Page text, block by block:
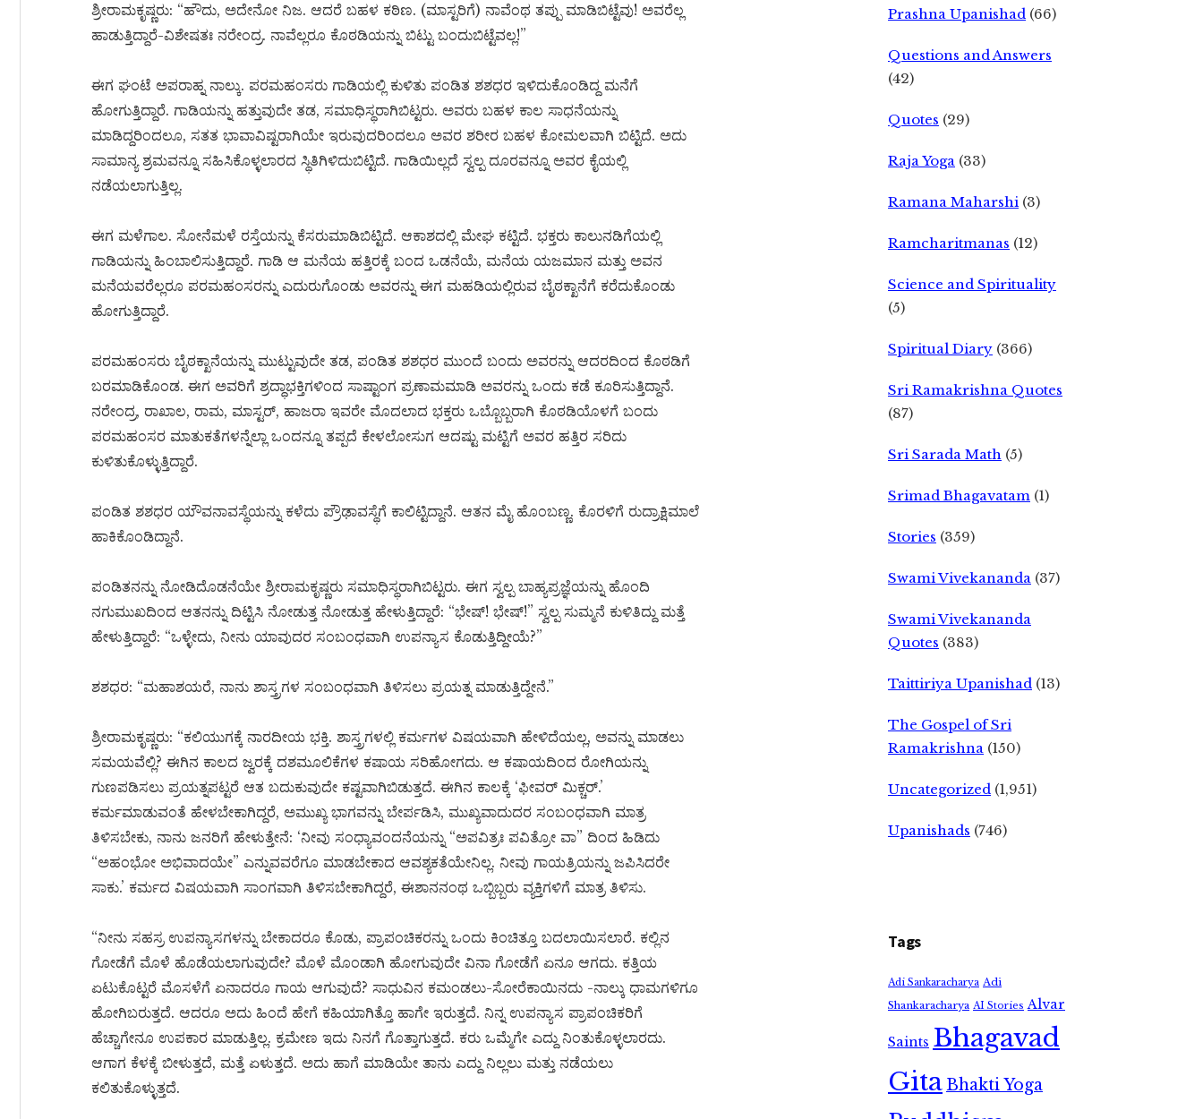
ಶ್ರೀರಾಮಕೃಷ್ಣರು: “ಹೌದು, ಅದೇನೋ ನಿಜ. ಆದರೆ ಬಹಳ ಕಠಿಣ. (ಮಾಸ್ಟರಿಗೆ) ನಾವೆಂಥ ತಪ್ಪು ಮಾಡಿಬಿಟ್ಟೆವು! ಅವರೆಲ್ಲ
ಹಾಡುತ್ತಿದ್ದಾರೆ-ವಿಶೇಷತಃ ನರೇಂದ್ರ. ನಾವೆಲ್ಲರೂ ಕೊಠಡಿಯನ್ನು ಬಿಟ್ಟು ಬಂದುಬಿಟ್ಟೆವಲ್ಲ!”
ಈಗ ಘಂಟೆ ಅಪರಾಹ್ನ ನಾಲ್ಕು. ಪರಮಹಂಸರು ಗಾಡಿಯಲ್ಲಿ ಕುಳಿತು ಪಂಡಿತ ಶಶಧರ ಇಳಿದುಕೊಂಡಿದ್ದ ಮನೆಗೆ
ಹೋಗುತ್ತಿದ್ದಾರೆ. ಗಾಡಿಯನ್ನು ಹತ್ತುವುದೇ ತಡ, ಸಮಾಧಿಸ್ಥರಾಗಿಬಿಟ್ಟರು. ಅವರು ಬಹಳ ಕಾಲ ಸಾಧನೆಯನ್ನು
ಮಾಡಿದ್ದರಿಂದಲೂ, ಸತತ ಭಾವಾವಿಷ್ಟರಾಗಿಯೇ ಇರುವುದರಿಂದಲೂ ಅವರ ಶರೀರ ಬಹಳ ಕೋಮಲವಾಗಿ ಬಿಟ್ಟಿದೆ. ಅದು
ಸಾಮಾನ್ಯ ಶ್ರಮವನ್ನೂ ಸಹಿಸಿಕೊಳ್ಳಲಾರದ ಸ್ಥಿತಿಗಿಳಿದುಬಿಟ್ಟಿದೆ. ಗಾಡಿಯಿಲ್ಲದೆ ಸ್ವಲ್ಪ ದೂರವನ್ನೂ ಅವರ ಕೈಯಲ್ಲಿ
ನಡೆಯಲಾಗುತ್ತಿಲ್ಲ.
ಈಗ ಮಳೆಗಾಲ. ಸೋನೆಮಳೆ ರಸ್ತೆಯನ್ನು ಕೆಸರುಮಾಡಿಬಿಟ್ಟಿದೆ. ಆಕಾಶದಲ್ಲಿ ಮೇಘ ಕಟ್ಟಿದೆ. ಭಕ್ತರು ಕಾಲುನಡಿಗೆಯಲ್ಲಿ
ಗಾಡಿಯನ್ನು ಹಿಂಬಾಲಿಸುತ್ತಿದ್ದಾರೆ. ಗಾಡಿ ಆ ಮನೆಯ ಹತ್ತಿರಕ್ಕೆ ಬಂದ ಒಡನೆಯೆ, ಮನೆಯ ಯಜಮಾನ ಮತ್ತು ಅವನ
ಮನೆಯವರೆಲ್ಲರೂ ಪರಮಹಂಸರನ್ನು ಎದುರುಗೊಂಡು ಅವರನ್ನು ಈಗ ಮಹಡಿಯಲ್ಲಿರುವ ಬೈಠಕ್ಖಾನೆಗೆ ಕರೆದುಕೊಂಡು
ಹೋಗುತ್ತಿದ್ದಾರೆ.
ಪರಮಹಂಸರು ಬೈಠಕ್ಖಾನೆಯನ್ನು ಮುಟ್ಟುವುದೇ ತಡ, ಪಂಡಿತ ಶಶಧರ ಮುಂದೆ ಬಂದು ಅವರನ್ನು ಆದರದಿಂದ ಕೊಠಡಿಗೆ
ಬರಮಾಡಿಕೊಂಡ. ಈಗ ಅವರಿಗೆ ಶ್ರದ್ಧಾಭಕ್ತಿಗಳಿಂದ ಸಾಷ್ಟಾಂಗ ಪ್ರಣಾಮಮಾಡಿ ಅವರನ್ನು ಒಂದು ಕಡೆ ಕೂರಿಸುತ್ತಿದ್ದಾನೆ.
ನರೇಂದ್ರ, ರಾಖಾಲ, ರಾಮ, ಮಾಸ್ಟರ್, ಹಾಜರಾ ಇವರೇ ಮೊದಲಾದ ಭಕ್ತರು ಒಬ್ಬೊಬ್ಬರಾಗಿ ಕೊಠಡಿಯೊಳಗೆ ಬಂದು
ಪರಮಹಂಸರ ಮಾತುಕತೆಗಳನ್ನೆಲ್ಲಾ ಒಂದನ್ನೂ ತಪ್ಪದೆ ಕೇಳಲೋಸುಗ ಆದಷ್ಟು ಮಟ್ಟಿಗೆ ಅವರ ಹತ್ತಿರ ಸರಿದು
ಕುಳಿತುಕೊಳ್ಳುತ್ತಿದ್ದಾರೆ.
ಪಂಡಿತ ಶಶಧರ ಯೌವನಾವಸ್ಥೆಯನ್ನು ಕಳೆದು ಪ್ರೌಢಾವಸ್ಥೆಗೆ ಕಾಲಿಟ್ಟಿದ್ದಾನೆ. ಆತನ ಮೈ ಹೊಂಬಣ್ಣ. ಕೊರಳಿಗೆ ರುದ್ರಾಕ್ಷಿಮಾಲೆ
ಹಾಕಿಕೊಂಡಿದ್ದಾನೆ.
ಪಂಡಿತನನ್ನು ನೋಡಿದೊಡನೆಯೇ ಶ್ರೀರಾಮಕೃಷ್ಣರು ಸಮಾಧಿಸ್ಥರಾಗಿಬಿಟ್ಟರು. ಈಗ ಸ್ವಲ್ಪ ಬಾಹ್ಯಪ್ರಜ್ಞೆಯನ್ನು ಹೊಂದಿ
ನಗುಮುಖದಿಂದ ಆತನನ್ನು ದಿಟ್ಟಿಸಿ ನೋಡುತ್ತ ನೋಡುತ್ತ ಹೇಳುತ್ತಿದ್ದಾರೆ: “ಭೇಷ್! ಭೇಷ್!” ಸ್ವಲ್ಪ ಸುಮ್ಮನೆ ಕುಳಿತಿದ್ದು ಮತ್ತೆ
ಹೇಳುತ್ತಿದ್ದಾರೆ: “ಒಳ್ಳೇದು, ನೀನು ಯಾವುದರ ಸಂಬಂಧವಾಗಿ ಉಪನ್ಯಾಸ ಕೊಡುತ್ತಿದ್ದೀಯೆ?”
ಶಶಧರ: “ಮಹಾಶಯರೆ, ನಾನು ಶಾಸ್ತ್ರಗಳ ಸಂಬಂಧವಾಗಿ ತಿಳಿಸಲು ಪ್ರಯತ್ನ ಮಾಡುತ್ತಿದ್ದೇನೆ.”
ಶ್ರೀರಾಮಕೃಷ್ಣರು: “ಕಲಿಯುಗಕ್ಕೆ ನಾರದೀಯ ಭಕ್ತಿ. ಶಾಸ್ತ್ರಗಳಲ್ಲಿ ಕರ್ಮಗಳ ವಿಷಯವಾಗಿ ಹೇಳಿದೆಯಲ್ಲ, ಅವನ್ನು ಮಾಡಲು
ಸಮಯವೆಲ್ಲಿ? ಈಗಿನ ಕಾಲದ ಜ್ವರಕ್ಕೆ ದಶಮೂಲಿಕೆಗಳ ಕಷಾಯ ಸರಿಹೋಗದು. ಆ ಕಷಾಯದಿಂದ ರೋಗಿಯನ್ನು
ಗುಣಪಡಿಸಲು ಪ್ರಯತ್ನಪಟ್ಟರೆ ಆತ ಬದುಕುವುದೇ ಕಷ್ಟವಾಗಿಬಿಡುತ್ತದೆ. ಈಗಿನ ಕಾಲಕ್ಕೆ ‘ಫೀವರ್ ಮಿಕ್ಚರ್.’
ಕರ್ಮಮಾಡುವಂತೆ ಹೇಳಬೇಕಾಗಿದ್ದರೆ, ಅಮುಖ್ಯ ಭಾಗವನ್ನು ಬೇರ್ಪಡಿಸಿ, ಮುಖ್ಯವಾದುದರ ಸಂಬಂಧವಾಗಿ ಮಾತ್ರ
ತಿಳಿಸಬೇಕು, ನಾನು ಜನರಿಗೆ ಹೇಳುತ್ತೇನೆ: ‘ನೀವು ಸಂಧ್ಯಾವಂದನೆಯನ್ನು “ಅಪವಿತ್ರಃ ಪವಿತ್ರೋ ವಾ” ದಿಂದ ಹಿಡಿದು
“ಅಹಂಭೋ ಅಭಿವಾದಯೇ” ಎನ್ನುವವರೆಗೂ ಮಾಡಬೇಕಾದ ಆವಶ್ಯಕತೆಯೇನಿಲ್ಲ. ನೀವು ಗಾಯತ್ರಿಯನ್ನು ಜಪಿಸಿದರೇ
ಸಾಕು.’ ಕರ್ಮದ ವಿಷಯವಾಗಿ ಸಾಂಗವಾಗಿ ತಿಳಿಸಬೇಕಾಗಿದ್ದರೆ, ಈಶಾನನಂಥ ಒಬ್ಬಿಬ್ಬರು ವ್ಯಕ್ತಿಗಳಿಗೆ ಮಾತ್ರ ತಿಳಿಸು.
“ನೀನು ಸಹಸ್ರ ಉಪನ್ಯಾಸಗಳನ್ನು ಬೇಕಾದರೂ ಕೊಡು, ಪ್ರಾಪಂಚಿಕರನ್ನು ಒಂದು ಕಿಂಚಿತ್ತೂ ಬದಲಾಯಿಸಲಾರೆ. ಕಲ್ಲಿನ
ಗೋಡೆಗೆ ಮೊಳೆ ಹೊಡೆಯಲಾಗುವುದೇ? ಮೊಳೆ ಮೊಂಡಾಗಿ ಹೋಗುವುದೇ ವಿನಾ ಗೋಡೆಗೆ ಏನೂ ಆಗದು. ಕತ್ತಿಯ
ಏಟುಕೊಟ್ಟರೆ ಮೊಸಳೆಗೆ ಏನಾದರೂ ಗಾಯ ಆಗುವುದೆ? ಸಾಧುವಿನ ಕಮಂಡಲು-ಸೋರೆಕಾಯಿನದು -ನಾಲ್ಕು ಧಾಮಗಳಿಗೂ
ಹೋಗಿಬರುತ್ತದೆ. ಆದರೂ ಅದು ಹಿಂದೆ ಹೇಗೆ ಕಹಿಯಾಗಿತ್ತೊ ಹಾಗೇ ಇರುತ್ತದೆ. ನಿನ್ನ ಉಪನ್ಯಾಸ ಪ್ರಾಪಂಚಿಕರಿಗೆ
ಹೆಚ್ಚಾಗೇನೂ ಉಪಕಾರ ಮಾಡುತ್ತಿಲ್ಲ. ಕ್ರಮೇಣ ಇದು ನಿನಗೆ ಗೊತ್ತಾಗುತ್ತದೆ. ಕರು ಒಮ್ಮೆಗೇ ಎದ್ದು ನಿಂತುಕೊಳ್ಳಲಾರದು.
ಆಗಾಗ ಕೆಳಕ್ಕೆ ಬೀಳುತ್ತದೆ, ಮತ್ತೆ ಏಳುತ್ತದೆ. ಅದು ಹಾಗೆ ಮಾಡಿಯೇ ತಾನು ಎದ್ದು ನಿಲ್ಲಲು ಮತ್ತು ನಡೆಯಲು
ಕಲಿತುಕೊಳ್ಳುತ್ತದೆ.
Prashna Upanishad (66)
Questions and Answers
(42)
Quotes (29)
Raja Yoga (33)
Ramana Maharshi (3)
Ramcharitmanas (12)
Science and Spirituality
(5)
Spiritual Diary (366)
Sri Ramakrishna Quotes
(87)
Sri Sarada Math (5)
Srimad Bhagavatam (1)
Stories (359)
Swami Vivekananda (37)
Swami Vivekananda
Quotes (383)
Taittiriya Upanishad (13)
The Gospel of Sri
Ramakrishna (150)
Uncategorized (1,951)
Upanishads (746)
Tags
Adi Sankaracharya Adi
Shankaracharya AI Stories Alvar
Saints Bhagavad
GitaBhakti Yoga